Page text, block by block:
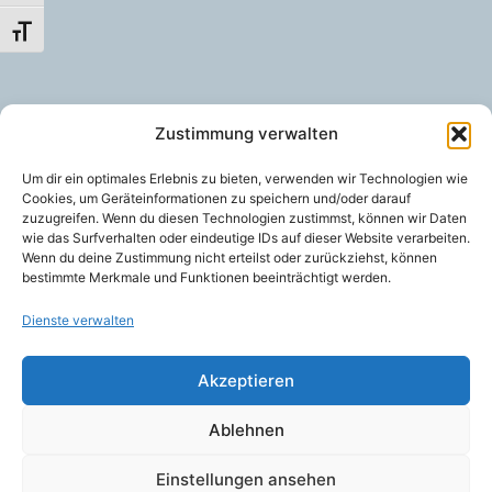
Zustimmung verwalten
Um dir ein optimales Erlebnis zu bieten, verwenden wir Technologien wie
Cookies, um Geräteinformationen zu speichern und/oder darauf
zuzugreifen. Wenn du diesen Technologien zustimmst, können wir Daten
wie das Surfverhalten oder eindeutige IDs auf dieser Website verarbeiten.
Wenn du deine Zustimmung nicht erteilst oder zurückziehst, können
bestimmte Merkmale und Funktionen beeinträchtigt werden.
Dienste verwalten
Akzeptieren
Ablehnen
Einstellungen ansehen
Schrift vergrößern